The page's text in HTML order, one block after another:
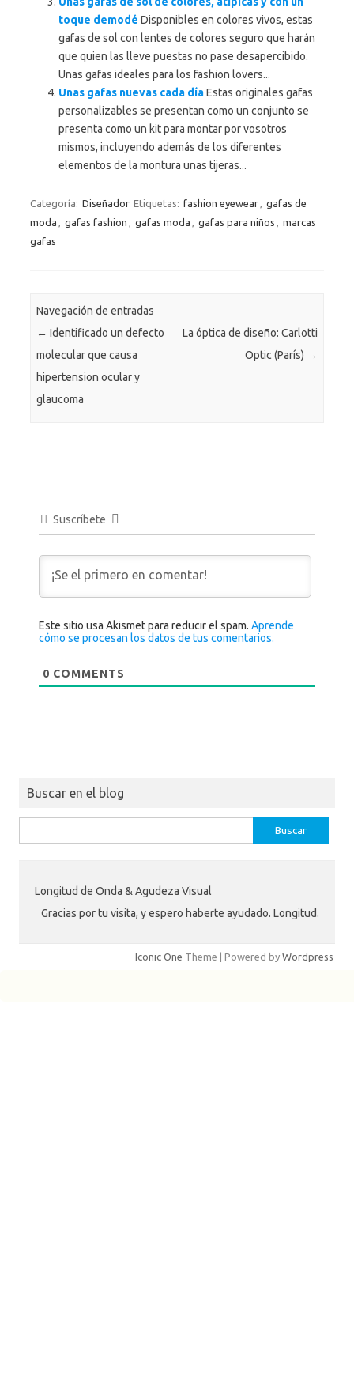
toque demodé Disponibles en colores vivos, estas
gafas de sol con lentes de colores seguro que harán
que quien las lleve puestas no pase desapercibido.
Unas gafas ideales para los fashion lovers...
Unas gafas nuevas cada díaEstas originales gafas
personalizables se presentan como un conjunto se
presenta como un kit para montar por vosotros
mismos, incluyendo además de los diferentes
elementos de la montura unas tijeras...
Categoría: Diseñador Etiquetas: fashion eyewear
gafas de
moda
gafas fashion gafas moda gafas para niños
marcas
gafas
Navegación de entradas
← Identificado un defecto
molecular que causa
hipertension ocular y
glaucoma
La óptica de diseño: Carlotti
Optic (París) →
Suscríbete
Este sitio usa Akismet para reducir el spam.Aprende
cómo se procesan los datos de tus comentarios.
0 COMMENTS
Buscar en el blog
Longitud de Onda & Agudeza Visual
Gracias por tu visita, y espero haberte ayudado. Longitud.
Iconic One Theme | Powered by Wordpress